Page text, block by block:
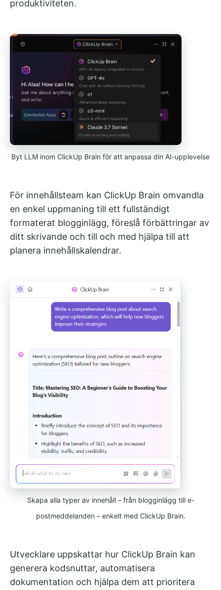
produktiviteten.
Byt LLM inom ClickUp Brain för att anpassa din AI-upplevelse
För innehållsteam kan ClickUp Brain omvandla
en enkel uppmaning till ett fullständigt
formaterat blogginlägg, föreslå förbättringar av
ditt skrivande och till och med hjälpa till att
planera innehållskalendrar.
Skapa alla typer av innehåll – från blogginlägg till e-
postmeddelanden – enkelt med ClickUp Brain.
Utvecklare uppskattar hur ClickUp Brain kan
generera kodsnuttar, automatisera
dokumentation och hjälpa dem att prioritera